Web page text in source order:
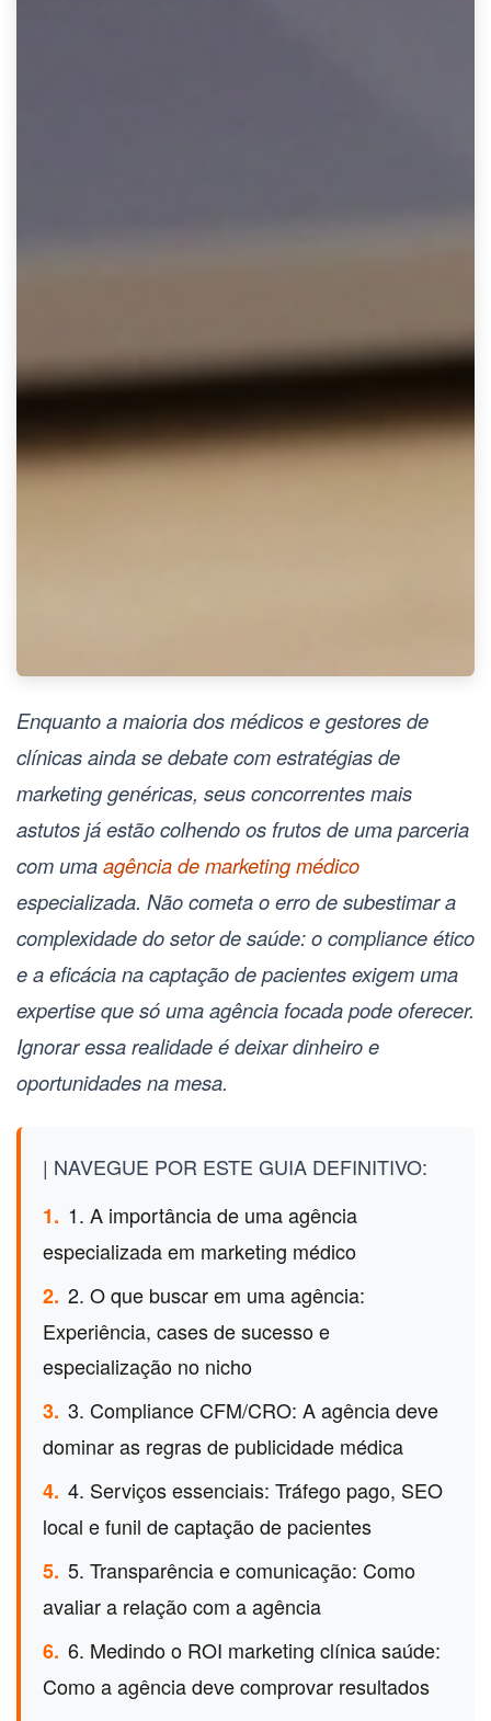
Enquanto a maioria dos médicos e gestores de
clínicas ainda se debate com estratégias de
marketing genéricas, seus concorrentes mais
astutos já estão colhendo os frutos de uma parceria
com umaagência de marketing médico
especializada. Não cometa o erro de subestimar a
complexidade do setor de saúde: o compliance ético
e a eficácia na captação de pacientes exigem uma
expertise que só uma agência focada pode oferecer.
Ignorar essa realidade é deixar dinheiro e
oportunidades na mesa.
| NAVEGUE POR ESTE GUIA DEFINITIVO:
1. 1. A importância de uma agência
especializada em marketing médico
2. 2. O que buscar em uma agência:
Experiência, cases de sucesso e
especialização no nicho
3. 3. Compliance CFM/CRO: A agência deve
dominar as regras de publicidade médica
4. 4. Serviços essenciais: Tráfego pago, SEO
local e funil de captação de pacientes
5. 5. Transparência e comunicação: Como
avaliar a relação com a agência
6. 6. Medindo o ROI marketing clínica saúde:
Como a agência deve comprovar resultados